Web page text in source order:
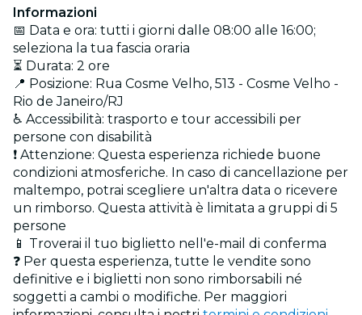
Informazioni
📅 Data e ora: tutti i giorni dalle 08:00 alle 16:00;
seleziona la tua fascia oraria
⏳ Durata: 2 ore
📍 Posizione: Rua Cosme Velho, 513 - Cosme Velho -
Rio de Janeiro/RJ
♿ Accessibilità: trasporto e tour accessibili per
persone con disabilità
❗ Attenzione: Questa esperienza richiede buone
condizioni atmosferiche. In caso di cancellazione per
maltempo, potrai scegliere un'altra data o ricevere
un rimborso. Questa attività è limitata a gruppi di 5
persone
📱 Troverai il tuo biglietto nell'e-mail di conferma
❓ Per questa esperienza, tutte le vendite sono
definitive e i biglietti non sono rimborsabili né
soggetti a cambi o modifiche. Per maggiori